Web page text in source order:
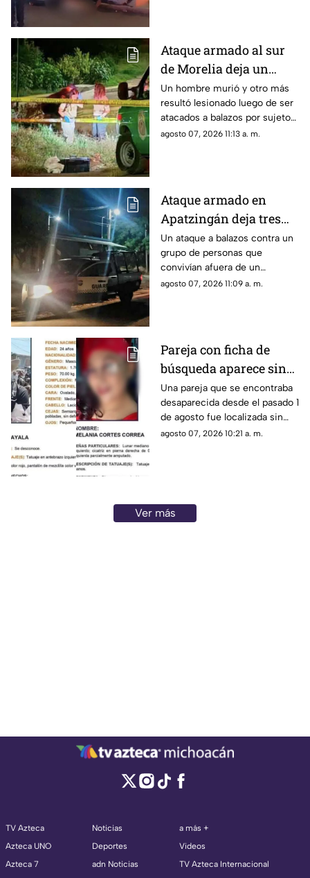
Ataque armado al sur
de Morelia deja un
muerto y un herido
Un hombre murió y otro más
resultó lesionado luego de ser
atacados a balazos por sujetos
armados que viajaban a bordo
policía municipal.
agosto 07, 2026 11:13 a. m.
Ataque armado en
Apatzingán deja tres
personas sin vida
Un ataque a balazos contra un
grupo de personas que
convivían afuera de un
domicilio dejó como saldo tres
infarto; así lo dieron a conocer
elementos de la policía
municipal.
agosto 07, 2026 11:09 a. m.
Pareja con ficha de
búsqueda aparece sin
vida en una parcela;
fueron hallados con
bolsas en la cabeza
Una pareja que se encontraba
desaparecida desde el pasado 1
de agosto fue localizada sin
vida y con huellas de violencia
Obregón, Michoacán.
agosto 07, 2026 10:21 a. m.
Ver más
TV Azteca
Azteca UNO
Azteca 7
Noticias
Deportes
adn Noticias
a más +
Videos
TV Azteca Internacional